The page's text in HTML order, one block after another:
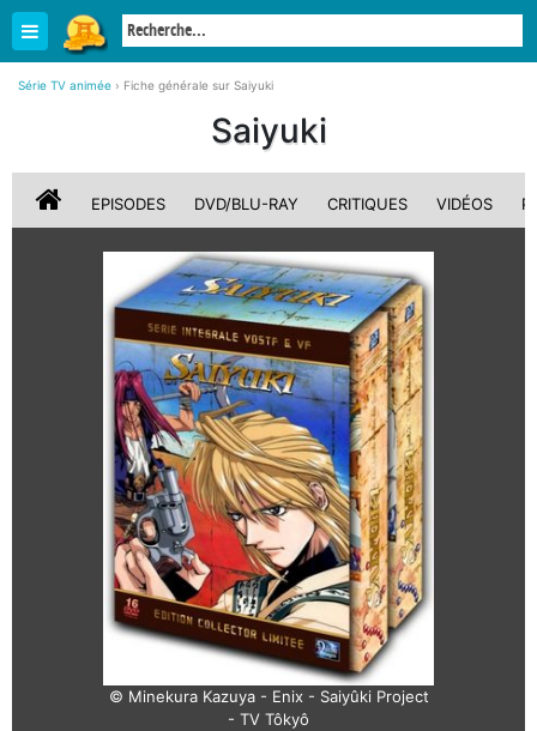
Série TV animée › Fiche générale sur Saiyuki
Saiyuki
EPISODES DVD/BLU-RAY CRITIQUES VIDÉOS
© Minekura Kazuya - Enix - Saiyûki Project
- TV Tôkyô